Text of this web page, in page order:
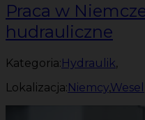
Praca w
hudrauliczne
Kategoria: Hydraulik,
Lokalizacja: Niemcy,Wesel